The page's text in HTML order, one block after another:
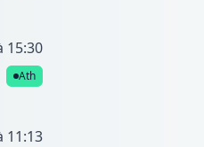
15:30
Ath
11:13